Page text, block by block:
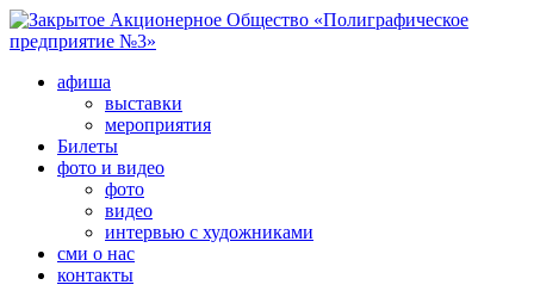
афиша
выставки
мероприятия
Билеты
фото и видео
фото
видео
интервью с художниками
сми о нас
контакты